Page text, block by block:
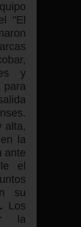
"El
y
para
alta,
la
ante
el
su
Los
la